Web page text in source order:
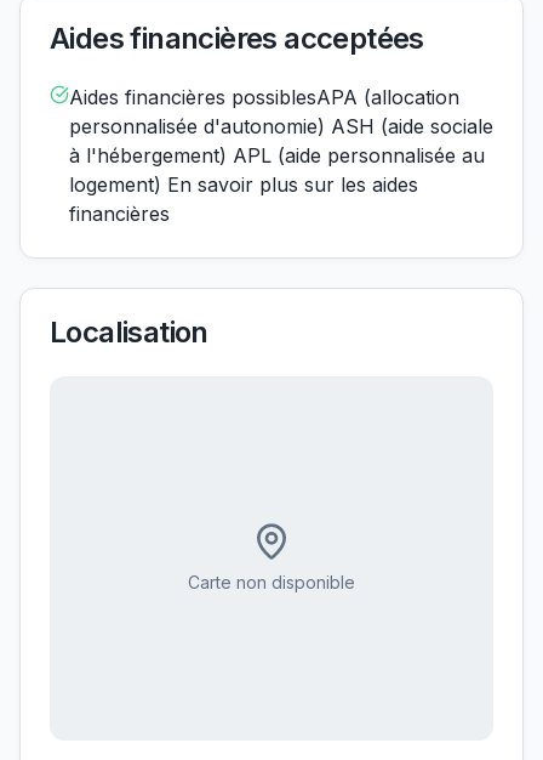
Aides financières acceptées
Aides financières possiblesAPA (allocation
personnalisée d'autonomie) ASH (aide sociale
à l'hébergement) APL (aide personnalisée au
logement) En savoir plus sur les aides
financières
Localisation
Carte non disponible